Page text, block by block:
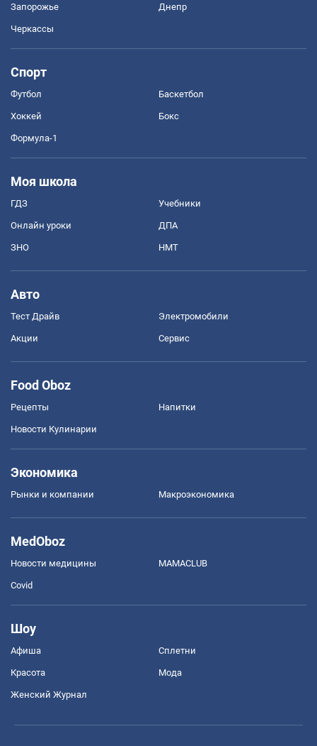
Запорожье Днепр
Черкассы
Спорт
Футбол Баскетбол
Хоккей Бокс
Формула-1
Моя школа
ГДЗ Учебники
Онлайн уроки ДПА
ЗНО НМТ
Авто
Тест Драйв Электромобили
Акции Сервис
Food Oboz
Рецепты Напитки
Новости Кулинарии
Экономика
Рынки и компании Mакроэкономика
MedOboz
Новости медицины MAMACLUB
Covid
Шоу
Афиша Сплетни
Красота Мода
Женский Журнал